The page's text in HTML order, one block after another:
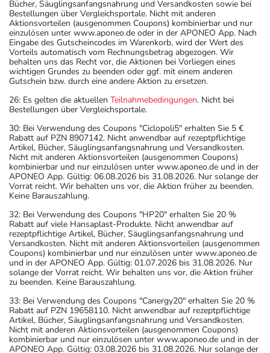
Bücher, Säuglingsanfangsnahrung und Versandkosten sowie bei
Bestellungen über Vergleichsportale. Nicht mit anderen
Aktionsvorteilen (ausgenommen Coupons) kombinierbar und nur
einzulösen unter www.aponeo.de oder in der APONEO App. Nach
Eingabe des Gutscheincodes im Warenkorb, wird der Wert des
Vorteils automatisch vom Rechnungsbetrag abgezogen. Wir
behalten uns das Recht vor, die Aktionen bei Vorliegen eines
wichtigen Grundes zu beenden oder ggf. mit einem anderen
Gutschein bzw. durch eine andere Aktion zu ersetzen.
26: Es gelten die aktuellen Teilnahmebedingungen. Nicht bei
Bestellungen über Vergleichsportale.
30: Bei Verwendung des Coupons "Ciclopoli5" erhalten Sie 5 €
Rabatt auf PZN 8907142. Nicht anwendbar auf rezeptpflichtige
Artikel, Bücher, Säuglingsanfangsnahrung und Versandkosten.
Nicht mit anderen Aktionsvorteilen (ausgenommen Coupons)
kombinierbar und nur einzulösen unter www.aponeo.de und in der
APONEO App. Gültig: 06.08.2026 bis 31.08.2026. Nur solange der
Vorrat reicht. Wir behalten uns vor, die Aktion früher zu beenden.
Keine Barauszahlung.
32: Bei Verwendung des Coupons "HP20" erhalten Sie 20 %
Rabatt auf viele Hansaplast-Produkte. Nicht anwendbar auf
rezeptpflichtige Artikel, Bücher, Säuglingsanfangsnahrung und
Versandkosten. Nicht mit anderen Aktionsvorteilen (ausgenommen
Coupons) kombinierbar und nur einzulösen unter www.aponeo.de
und in der APONEO App. Gültig: 01.07.2026 bis 31.08.2026. Nur
solange der Vorrat reicht. Wir behalten uns vor, die Aktion früher
zu beenden. Keine Barauszahlung.
33: Bei Verwendung des Coupons "Canergy20" erhalten Sie 20 %
Rabatt auf PZN 19658110. Nicht anwendbar auf rezeptpflichtige
Artikel, Bücher, Säuglingsanfangsnahrung und Versandkosten.
Nicht mit anderen Aktionsvorteilen (ausgenommen Coupons)
kombinierbar und nur einzulösen unter www.aponeo.de und in der
APONEO App. Gültig: 03.08.2026 bis 31.08.2026. Nur solange der